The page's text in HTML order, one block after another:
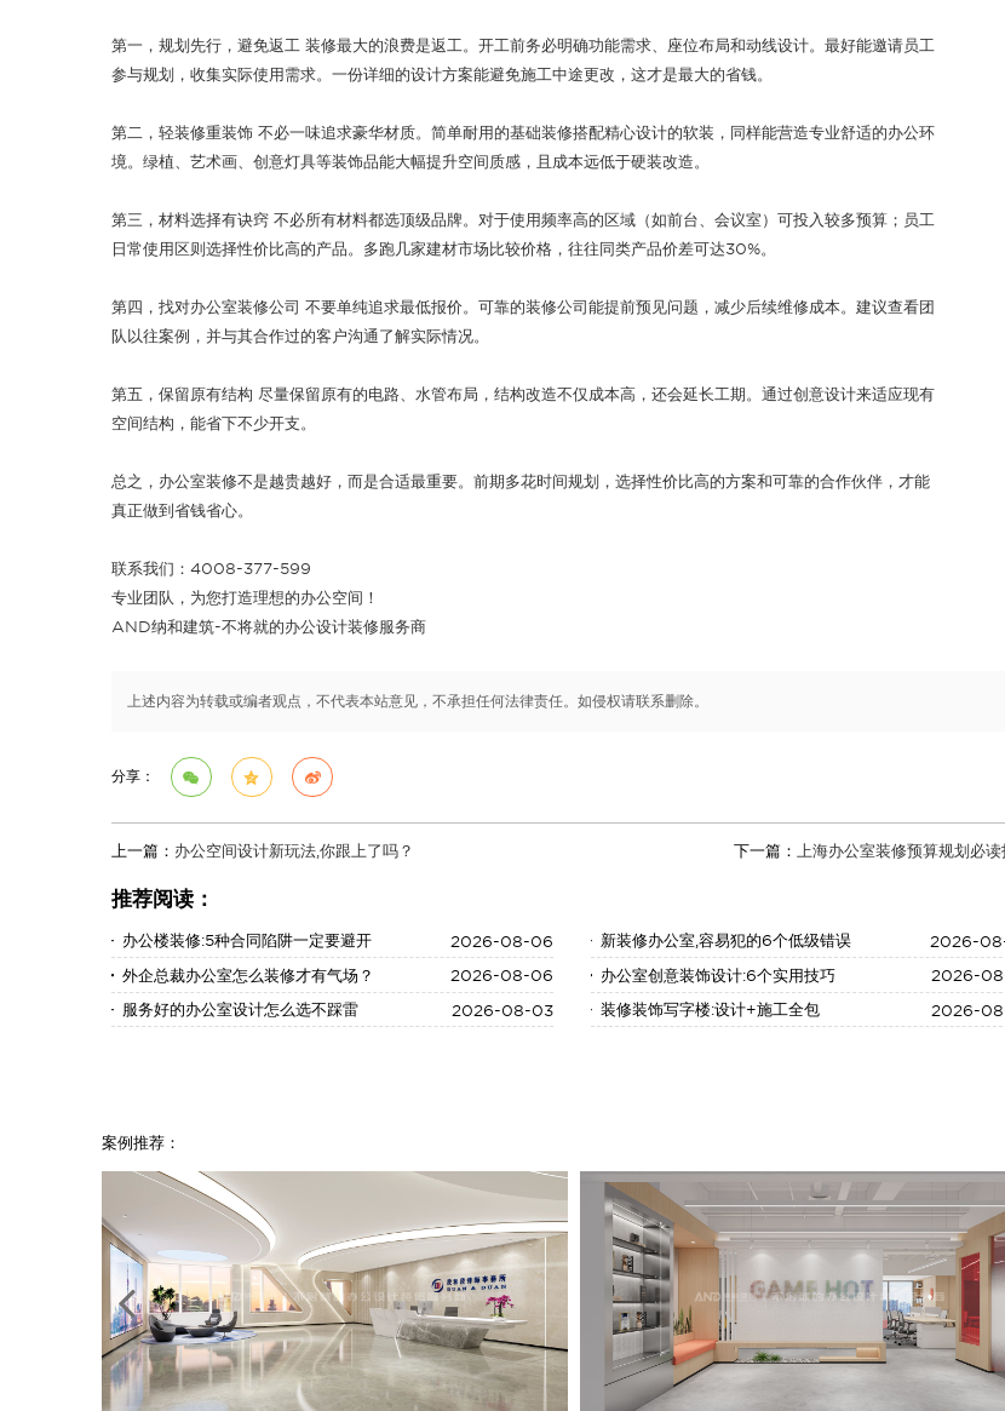
第一，规划先行，避免返工 装修最大的浪费是返工。开工前务必明确功能需求、座位布局和动线设计。最好能邀请员工
参与规划，收集实际使用需求。一份详细的设计方案能避免施工中途更改，这才是最大的省钱。
第二，轻装修重装饰 不必一味追求豪华材质。简单耐用的基础装修搭配精心设计的软装，同样能营造专业舒适的办公环
境。绿植、艺术画、创意灯具等装饰品能大幅提升空间质感，且成本远低于硬装改造。
第三，材料选择有诀窍 不必所有材料都选顶级品牌。对于使用频率高的区域（如前台、会议室）可投入较多预算；员工
日常使用区则选择性价比高的产品。多跑几家建材市场比较价格，往往同类产品价差可达30%。
第四，找对办公室装修公司 不要单纯追求最低报价。可靠的装修公司能提前预见问题，减少后续维修成本。建议查看团
队以往案例，并与其合作过的客户沟通了解实际情况。
第五，保留原有结构 尽量保留原有的电路、水管布局，结构改造不仅成本高，还会延长工期。通过创意设计来适应现有
空间结构，能省下不少开支。
总之，办公室装修不是越贵越好，而是合适最重要。前期多花时间规划，选择性价比高的方案和可靠的合作伙伴，才能
真正做到省钱省心。
联系我们：4008-377-599
专业团队，为您打造理想的办公空间！
AND纳和建筑-不将就的办公设计装修服务商
上述内容为转载或编者观点，不代表本站意见，不承担任何法律责任。如侵权请联系删除。
分享：
上一篇： 办公空间设计新玩法,你跟上了吗？ 下一篇： 上海办公室装修预算规划必
推荐阅读：
办公楼装修:5种合同陷阱一定要避开 2026-08-06 新装修办公室,容易犯的6个低级错误
2026-
外企总裁办公室怎么装修才有气场？
2026-08-06 办公室创意装饰设计:6个实用技巧
2026-
服务好的办公室设计怎么选不踩雷
2026-08-03 装修装饰写字楼:设计+施工全包 2026-
案例推荐：